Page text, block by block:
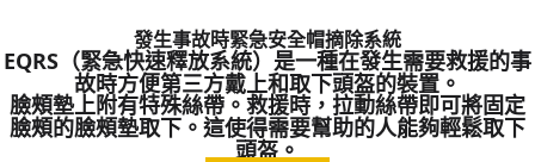
發生事故時緊急安全帽摘除系統
EQRS（緊急快速釋放系統）是一種在發生需要救援的事
故時方便第三方戴上和取下頭盔的裝置。
臉頰墊上附有特殊絲帶。救援時，拉動絲帶即可將固定
臉頰的臉頰墊取下。這使得需要幫助的人能夠輕鬆取下
頭盔。